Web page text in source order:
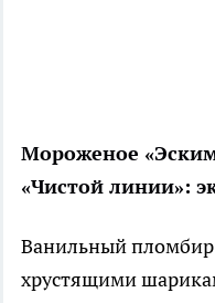
Мороженое
«Чистой линии»:
Ванильный пломбир
хрустящими